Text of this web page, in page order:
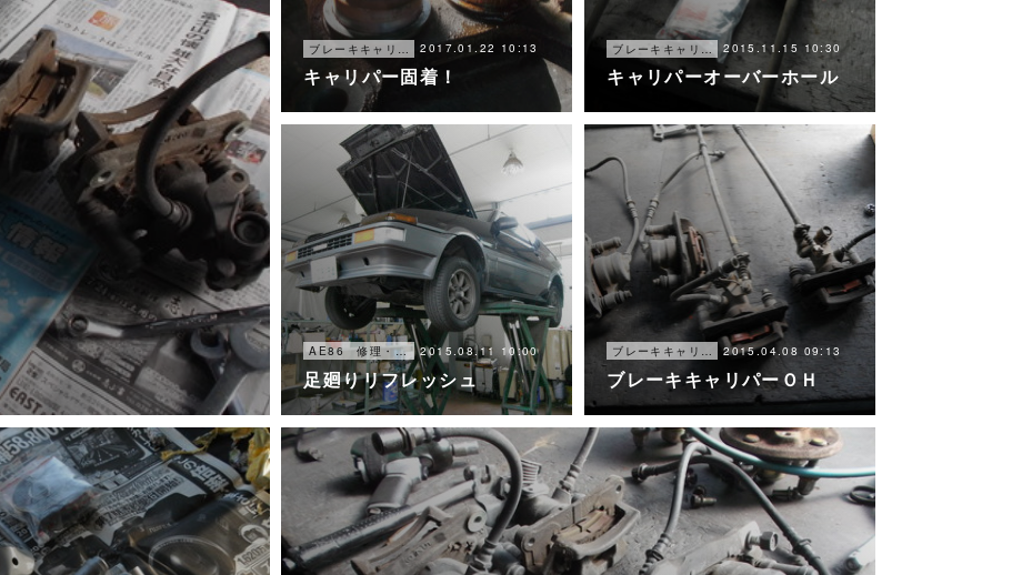
2017.01.22 10:13
キャリパー固着！
ブレーキキャリパー オーバーホール 2015.11.15 10:30
キャリパーオーバーホール
AE86 修理・メンテナンス 2015.08.11 10:00
足廻りリフレッシュ
ブレーキキャリパー オーバーホール 2015.04.08 09:13
ブレーキキャリパーＯＨ